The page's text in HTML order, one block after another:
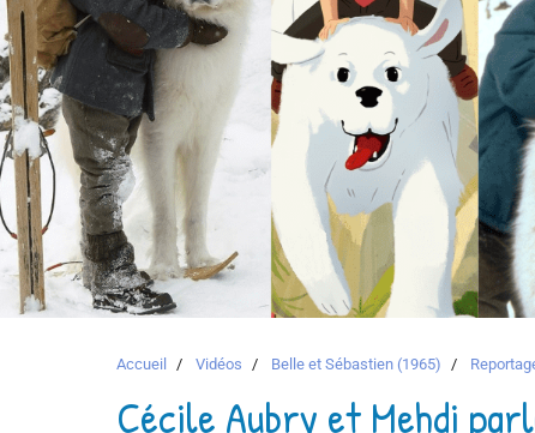
Accueil Vidéos Belle et Sébastien (1965)
Cécile Aubry et Mehdi